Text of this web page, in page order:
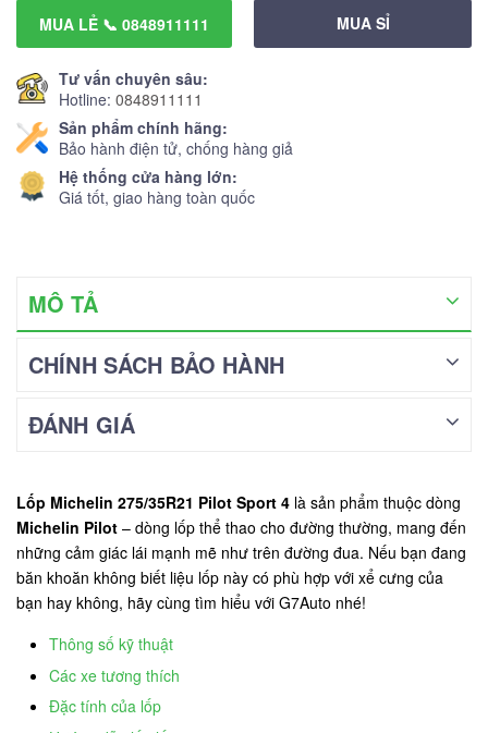
MUA LẺ 📞 0848911111 MUA SỈ
Tư vấn chuyên sâu:
Hotline: 0848911111
Sản phẩm chính hãng:
Bảo hành điện tử, chống hàng giả
Hệ thống cửa hàng lớn:
Giá tốt, giao hàng toàn quốc
MÔ TẢ
CHÍNH SÁCH BẢO HÀNH
ĐÁNH GIÁ
Lốp Michelin 275/35R21 Pilot Sport 4 là sản phẩm thuộc dòng
Michelin Pilot – dòng lốp thể thao cho đường thường, mang đến
những cảm giác lái mạnh mẽ như trên đường đua. Nếu bạn đang
băn khoăn không biết liệu lốp này có phù hợp với xể cưng của
bạn hay không, hãy cùng tìm hiểu với G7Auto nhé!
Thông số kỹ thuật
Các xe tương thích
Đặc tính của lốp